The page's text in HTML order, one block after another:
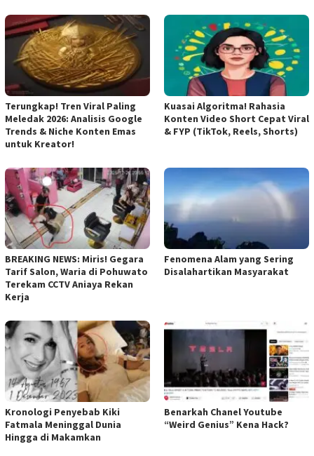
Terungkap! Tren Viral Paling
Meledak 2026: Analisis Google
Trends & Niche Konten Emas
untuk Kreator!
Kuasai Algoritma! Rahasia
Konten Video Short Cepat Viral
& FYP (TikTok, Reels, Shorts)
BREAKING NEWS: Miris! Gegara
Tarif Salon, Waria di Pohuwato
Terekam CCTV Aniaya Rekan
Kerja
Fenomena Alam yang Sering
Disalahartikan Masyarakat
Kronologi Penyebab Kiki
Fatmala Meninggal Dunia
Hingga di Makamkan
Benarkah Chanel Youtube
“Weird Genius” Kena Hack?